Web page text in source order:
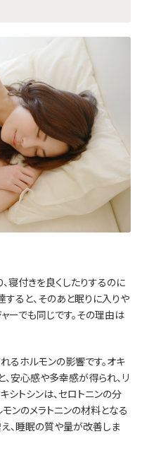
寝付きを良くしたりするのに
すると、そのあと眠りに入りや
ーでも同じです。その理由は
るホルモンの影響です。オキ
、安心感や多幸感が得られ、リ
シトシンは、セロトニンの分
ンのメラトニンの材料となる
、睡眠の質や量が改善しま